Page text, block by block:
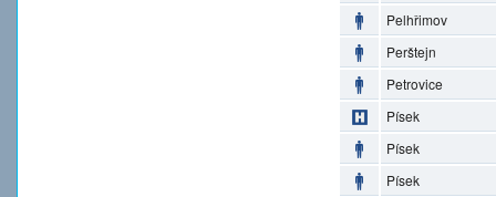
Pelhřimov
Perštejn
Petrovice
Písek
Písek
Písek